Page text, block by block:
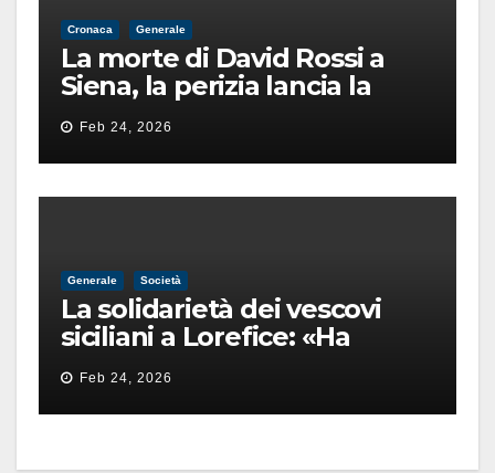
Cronaca Generale
La morte di David Rossi a
Siena, la perizia lancia la
pista di un’intimidazione
finita male
Feb 24, 2026
Generale Società
La solidarietà dei vescovi
siciliani a Lorefice: «Ha
difeso il valore e la dignità
dell’umanità»
Feb 24, 2026